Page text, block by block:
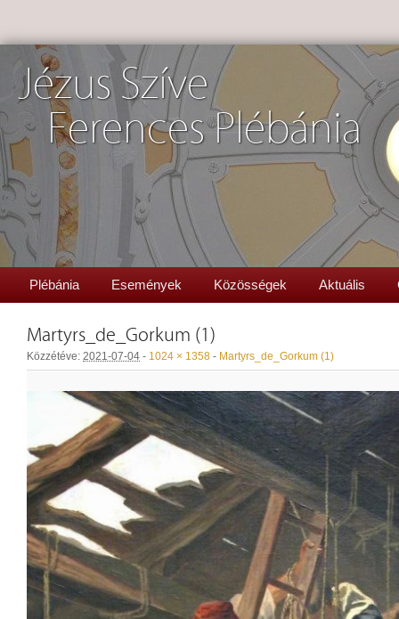
Jézus Szíve
Ferences Plébánia
Plébánia Események Közösségek Aktuális
Martyrs_de_Gorkum (1)
Közzétéve: 2021-07-04 - 1024 × 1358 - Martyrs_de_Gorkum (1)